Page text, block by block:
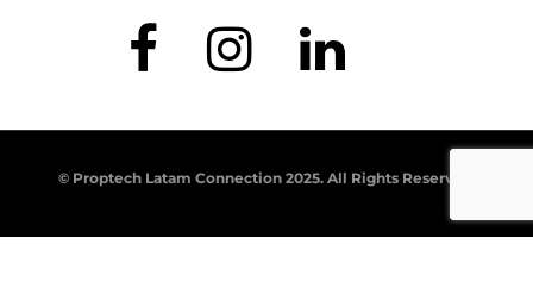
© Proptech Latam Connection 2025. All Rights Reserved.